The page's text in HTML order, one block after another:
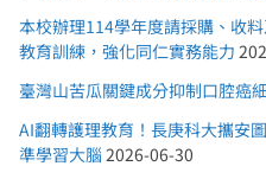
本校辦理114學年度請採購、收
教育訓練，強化同仁實務能力
臺灣山苦瓜關鍵成分抑制口腔癌
AI翻轉護理教育！長庚科大攜安
準學習大腦 2026-06-30